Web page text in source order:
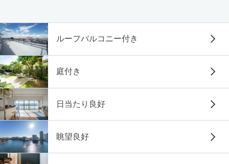
ルーフバルコニー付き
庭付き
日当たり良好
眺望良好